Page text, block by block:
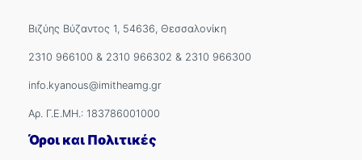
Βιζύης Βύζαντος 1, 54636, Θεσσαλονίκη
2310 966100 & 2310 966302 & 2310 966300
info.kyanous@imitheamg.gr
Αρ. Γ.Ε.ΜΗ.: 183786001000
Όροι και Πολιτικές